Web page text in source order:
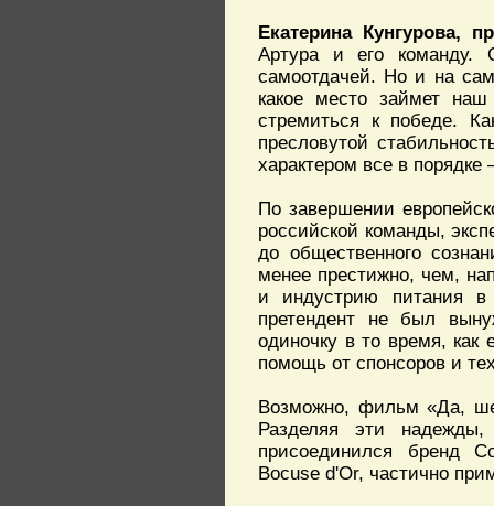
Екатерина Кунгурова,
Артура и его команду.
самоотдачей. Но и на
какое место займет
стремиться к победе.
пресловутой
характером все в
По завершении
российской команды,
до общественного
менее престижно, чем,
и индустрию питания в
претендент не был
одиночку в то время, как
помощь от спонсоров и
Возможно, фильм «Да,
Разделяя эти надежды,
присоединился бренд
Bocuse d'Or, частично